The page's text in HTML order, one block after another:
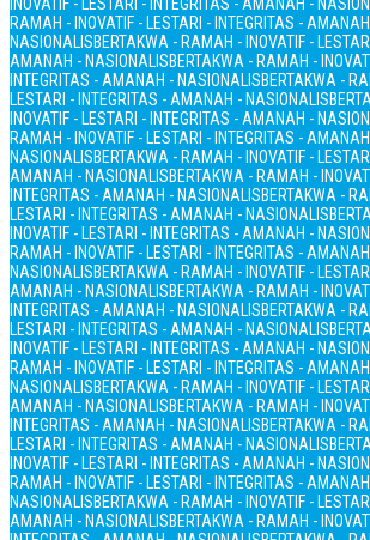
RAMAH - INOVATIF - LESTARI - INTEGRITAS -
NASIONALISBERTAKWA - RAMAH - INOVATIF -
AMANAH - NASIONALISBERTAKWA - RAMAH -
INTEGRITAS - AMANAH - NASIONALISBERTAKWA -
LESTARI - INTEGRITAS - AMANAH - NASIONALIS
INOVATIF - LESTARI - INTEGRITAS - AMANAH -
RAMAH - INOVATIF - LESTARI - INTEGRITAS -
NASIONALISBERTAKWA - RAMAH - INOVATIF -
AMANAH - NASIONALISBERTAKWA - RAMAH -
INTEGRITAS - AMANAH - NASIONALISBERTAKWA -
LESTARI - INTEGRITAS - AMANAH - NASIONALIS
INOVATIF - LESTARI - INTEGRITAS - AMANAH -
RAMAH - INOVATIF - LESTARI - INTEGRITAS -
NASIONALISBERTAKWA - RAMAH - INOVATIF -
AMANAH - NASIONALISBERTAKWA - RAMAH -
INTEGRITAS - AMANAH - NASIONALISBERTAKWA -
LESTARI - INTEGRITAS - AMANAH - NASIONALIS
INOVATIF - LESTARI - INTEGRITAS - AMANAH -
RAMAH - INOVATIF - LESTARI - INTEGRITAS -
NASIONALISBERTAKWA - RAMAH - INOVATIF -
AMANAH - NASIONALISBERTAKWA - RAMAH -
INTEGRITAS - AMANAH - NASIONALISBERTAKWA -
LESTARI - INTEGRITAS - AMANAH - NASIONALIS
INOVATIF - LESTARI - INTEGRITAS - AMANAH -
RAMAH - INOVATIF - LESTARI - INTEGRITAS -
NASIONALISBERTAKWA - RAMAH - INOVATIF -
AMANAH - NASIONALISBERTAKWA - RAMAH -